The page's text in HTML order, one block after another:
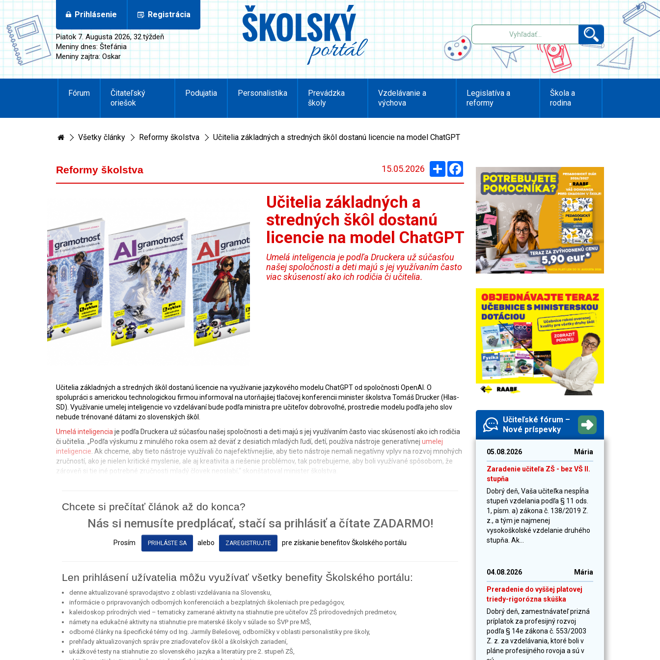
Prihlásenie Registrácia
Piatok 7. Augusta 2026, 32.týždeň
Meniny dnes: Štefánia
Meniny zajtra: Oskar
Fórum
Čitateľský
oriešok
Podujatia Personalistika
Prevádzka
školy
Vzdelávanie a
výchova
Legislatíva a
reformy
Škola a
rodina
Všetky články Reformy školstva Učitelia základných a stredných škôl dostanú licencie na model ChatGPT
Reformy školstva 15.05.2026 Zdieľaj
Učitelia základných a
stredných škôl dostanú
licencie na model ChatGPT
Umelá inteligencia je podľa Druckera už súčasťou
našej spoločnosti a deti majú s jej využívaním často
viac skúseností ako ich rodičia či učitelia.
Učitelia základných a stredných škôl dostanú licencie na využívanie jazykového modelu ChatGPT od spoločnosti OpenAI. O
spolupráci s americkou technologickou firmou informoval na utorňajšej tlačovej konferencii minister školstva Tomáš Drucker (Hlas-
SD). Využívanie umelej inteligencie vo vzdelávaní bude podľa ministra pre učiteľov dobrovoľné, prostredie modelu podľa jeho slov
nebude trénované dátami zo slovenských škôl.
Umelá inteligencia je podľa Druckera už súčasťou našej spoločnosti a deti majú s jej využívaním často viac skúseností ako ich rodičia
či učitelia. „Podľa výskumu z minulého roka osem až deväť z desiatich mladých ľudí, detí, používa nástroje generatívnej umelej
inteligencie . Ak chceme, aby tieto nástroje využívali čo najefektívnejšie, aby tieto nástroje nemali negatívny vplyv na rozvoj mnohých
zručností, ako je nielen kritické myslenie, ale aj kreativita a riešenie problémov, tak potrebujeme, aby boli využívané spôsobom, že
zároveň si tie iné potrebné zručnosti mladý človek neoslabí,“ skonštatoval minister školstva.
Chcete si prečítať článok až do konca?
Nás si nemusíte predplácať, stačí sa prihlásiť a čítate ZADARMO!
Prosím PRIHLÁSTE SA alebo ZAREGISTRUJTE pre získanie benefitov Školského portálu
Len prihlásení užívatelia môžu využívať všetky benefity Školského portálu:
denne aktualizované spravodajstvo z oblasti vzdelávania na Slovensku,
informácie o pripravovaných odborných konferenciách a bezplatných školeniach pre pedagógov,
kaleidoskop prírodných vied – tematicky zamerané aktivity na stiahnutie pre učiteľov ZŠ prírodovedných predmetov,
námety na edukačné aktivity na stiahnutie pre materské školy v súlade so ŠVP pre MŠ,
odborné články na špecifické témy od Ing. Jarmily Belešovej, odborníčky v oblasti personalistiky pre školy,
prehľady aktualizovaných správ pre zriaďovateľov škôl a školských zariadení,
ukážkové testy na stiahnutie zo slovenského jazyka a literatúry pre 2. stupeň ZŠ,
Učiteľské fórum –
Nové príspevky
05.08.2026 Mária
Zaradenie učiteľa ZŠ - bez VŠ II.
stupňa
Dobrý deň, Vaša učiteľka nespĺňa
stupeň vzdelania podľa § 11 ods.
1, písm. a) zákona č. 138/2019 Z.
z., a tým je najmenej
vysokoškolské vzdelanie druhého
stupňa. Ak...
04.08.2026 Mária
Preradenie do vyššej platovej
triedy-rigorózna skúška
Dobrý deň, zamestnávateľ prizná
príplatok za profesijný rozvoj
podľa § 14e zákona č. 553/2003
Z. z. za vzdelávania, ktoré boli v
pláne profesijného rovoja a sú v